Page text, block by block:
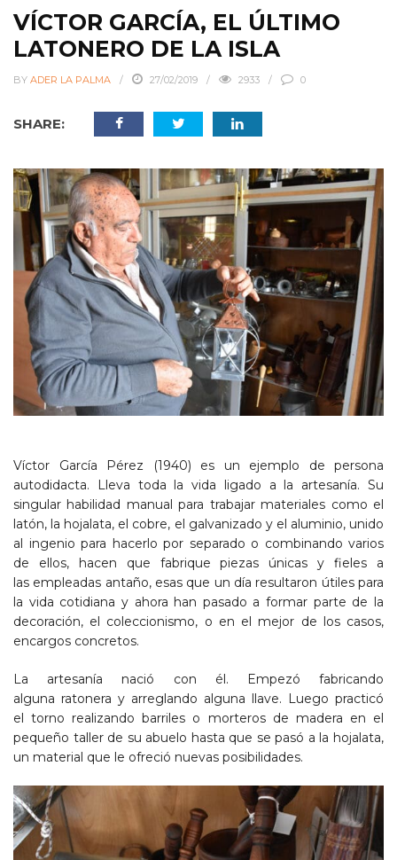
VÍCTOR GARCÍA, EL ÚLTIMO
LATONERO DE LA ISLA
BY ADER LA PALMA 27/02/2019 2933 0
SHARE:
Víctor García Pérez (1940) es un ejemplo de persona
autodidacta. Lleva toda la vida ligado a la artesanía. Su
singular habilidad manual para trabajar materiales como el
latón, la hojalata, el cobre, el galvanizado y el aluminio, unido
al ingenio para hacerlo por separado o combinando varios
de ellos, hacen que fabrique piezas únicas y fieles a
las empleadas antaño, esas que un día resultaron útiles para
la vida cotidiana y ahora han pasado a formar parte de la
decoración, el coleccionismo, o en el mejor de los casos,
encargos concretos.
La artesanía nació con él. Empezó fabricando
alguna ratonera y arreglando alguna llave. Luego practicó
el torno realizando barriles o morteros de madera en el
pequeño taller de su abuelo hasta que se pasó a la hojalata,
un material que le ofreció nuevas posibilidades.